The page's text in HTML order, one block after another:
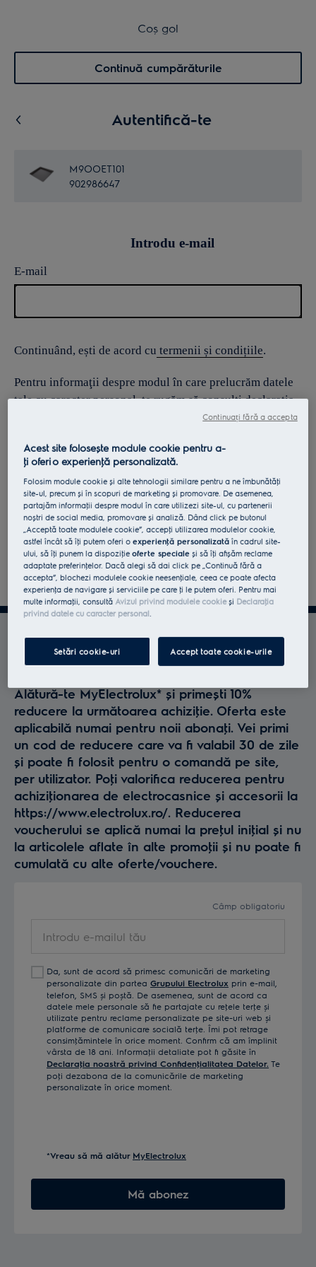
Menu 0
Coș de cumpărături
Coș gol
Continuă cumpărăturile
Autentifică-te
M9OOET101
902986647
Introdu e-mail
E-mail
Continuând, ești de acord cu termenii și condițiile.
Pentru informaţii despre modul în care prelucrăm datele
tale cu caracter personal, te rugăm să consulţi declaraţia
Profită la maxim de
Electrolux
Alătură-te MyElectrolux* și primești 10%
reducere la următoarea achiziţie. Oferta este
aplicabilă numai pentru noii abonaţi. Vei primi
un cod de reducere care va fi valabil 30 de zile
și poate fi folosit pentru o comandă pe site,
per utilizator. Poţi valorifica reducerea pentru
achiziţionarea de electrocasnice și accesorii la
https://www.electrolux.ro/. Reducerea
voucherului se aplică numai la preţul iniţial și nu
la articolele aflate în alte promoţii și nu poate fi
cumulată cu alte oferte/vouchere.
Câmp obligatoriu
Da, sunt de acord să primesc comunicări de marketing
personalizate din partea Grupului Electrolux prin e-mail,
telefon, SMS și poștă. De asemenea, sunt de acord ca
datele mele personale să fie partajate cu reţele terţe și
utilizate pentru reclame personalizate pe site-uri web și
platforme de comunicare socială terţe. Îmi pot retrage
consimţămintele în orice moment. Confirm că am împlinit
vârsta de 18 ani. Informaţii detaliate pot fi găsite în
Declaraţia noastră privind Confidenţialitatea Datelor. Te
poţi dezabona de la comunicările de marketing
personalizate în orice moment.
*Vreau să mă alătur MyElectrolux
Mă abonez
Acest site folosește module cookie pentru a-
ţi oferi o experienţă personalizată.
Folosim module cookie și alte tehnologii similare pentru a ne îmbunătăţi
site-ul, precum și în scopuri de marketing și promovare. De asemenea,
partajăm informaţii despre modul în care utilizezi site-ul, cu partenerii
noștri de social media, promovare și analiză. Dând click pe butonul
„Acceptă toate modulele cookie”, accepţi utilizarea modulelor cookie,
astfel încât să îţi putem oferi oexperienţă personalizată în cadrul site-
ului, să îţi punem la dispoziţieoferte speciale și să îţi afișăm reclame
adaptate preferinţelor. Dacă alegi să dai click pe „Continuă fără a
accepta”, blochezi modulele cookie neesenţiale, ceea ce poate afecta
experienţa de navigare și serviciile pe care ţi le putem oferi. Pentru mai
multe informaţii, consultă Avizul privind modulele cookieși Declaraţia
privind datele cu caracter personal.
Setări cookie-uri Accept toate cookie-urile
Continuați fără a accepta